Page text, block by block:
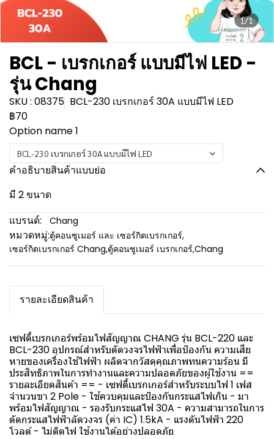
1/1
BCL - เบรกเกอร์ แบบมีไฟ LED -
รุ่น Chang
SKU : 08375 BCL-230 เบรกเกอร์ 30A แบบมีไฟ LED
฿70
Option name 1
BCL-230 เบรกเกอร์ 30A แบบมีไฟ LED
คำอธิบายสินค้าแบบย่อ
มี 2 ขนาด
แบรนด์:
Chang
หมวดหมู่:ตู้คอนซูเมอร์ และ เซอร์กิตเบรกเกอร์,
เซอร์กิตเบรกเกอร์ Chang,ตู้คอนซูเมอร์ เบรกเกอร์,Chang
รายละเอียดสินค้า
เซฟตี้เบรกเกอร์พร้อมไฟสัญญาณ CHANG รุ่น BCL-220 และ
BCL-230 อุปกรณ์สำหรับตัดวงจรไฟฟ้าเพื่อป้องกัน ความเสีย
หายของเครื่องใช้ไฟฟ้า ผลิตจากวัสดุคุณภาพทนความร้อน มี
ประสิทธิภาพในการทำงานและความปลอดภัยของผู้ใช้งาน ==
รายละเอียดสินค้า == - เซฟตี้เบรกเกอร์สำหรับระบบไฟ 1 เฟส
จำนวนขา 2 Pole - ใช้ควบคุมและป้องกันกระแสไฟเกิน - มา
พร้อมไฟสัญญาณ - รองรับกระแสไฟ 30A - ความสามารถในการ
ตัดกระแสไฟฟ้าลัดวงจร (ค่า IC) 1.5kA - แรงดันไฟฟ้า 220
โวลต์ - ไม่ติดไฟ ใช้งานได้อย่างปลอดภัย